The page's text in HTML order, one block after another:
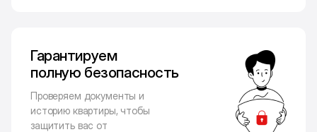
Гарантируем
полную безопасность
Проверяем документы и
историю квартиры, чтобы
защитить вас от